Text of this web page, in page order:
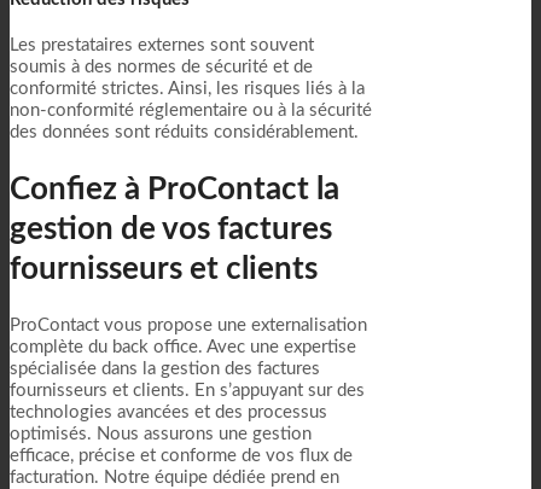
Les prestataires externes sont souvent
soumis à des normes de sécurité et de
conformité strictes. Ainsi, les risques liés à la
non-conformité réglementaire ou à la sécurité
des données sont réduits considérablement.
Confiez à ProContact la
gestion de vos factures
fournisseurs et clients
ProContact vous propose une externalisation
complète du back office. Avec une expertise
spécialisée dans la gestion des factures
fournisseurs et clients. En s’appuyant sur des
technologies avancées et des processus
optimisés. Nous assurons une gestion
efficace, précise et conforme de vos flux de
facturation. Notre équipe dédiée prend en